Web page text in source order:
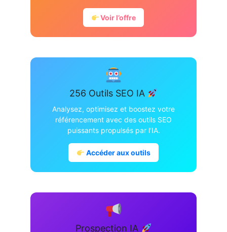
Voir l’offre
256 Outils SEO IA
Analysez, optimisez et boostez votre
référencement avec des outils SEO
puissants propulsés par l’IA.
Accéder aux outils
Prospection IA